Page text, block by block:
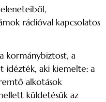
rádióval kapcsolatos
kormánybiztost, a
idézték, aki kiemelte: a
alkotások
küldetésük az